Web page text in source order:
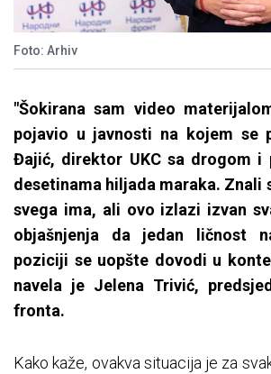
Foto: Arhiv
"Šokirana sam video
pojavio u javnosti na kojem se
Đajić, direktor UKC sa drogom i
desetinama hiljada maraka. Znali
svega ima, ali ovo izlazi izvan
objašnjenja da jedan ličnost
poziciji se uopšte dovodi u
navela je Jelena Trivić,
fronta.
Kako kaže, ovakva situacija je za